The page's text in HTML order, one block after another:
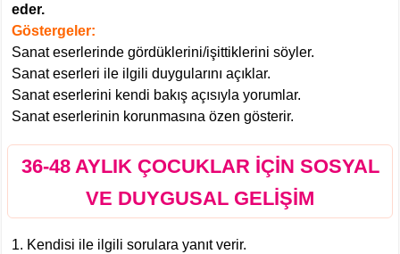
eder.
Göstergeler:
Sanat eserlerinde gördüklerini/işittiklerini söyler.
Sanat eserleri ile ilgili duygularını açıklar.
Sanat eserlerini kendi bakış açısıyla yorumlar.
Sanat eserlerinin korunmasına özen gösterir.
36-48 AYLIK ÇOCUKLAR İÇİN SOSYAL
VE DUYGUSAL GELİŞİM
1. Kendisi ile ilgili sorulara yanıt verir.